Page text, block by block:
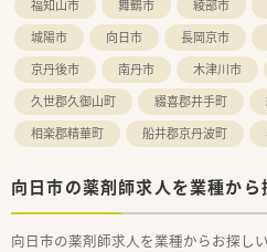
福知山市 舞鶴市 綾部市
城陽市
向日市 長岡京市
京丹後市
南丹市 木津川市
久世郡久御山町
綴喜郡井手町
相楽郡精華町
船井郡京丹波町
向日市の薬剤師求人を業種から
向日市の薬剤師求人を業種からお探し